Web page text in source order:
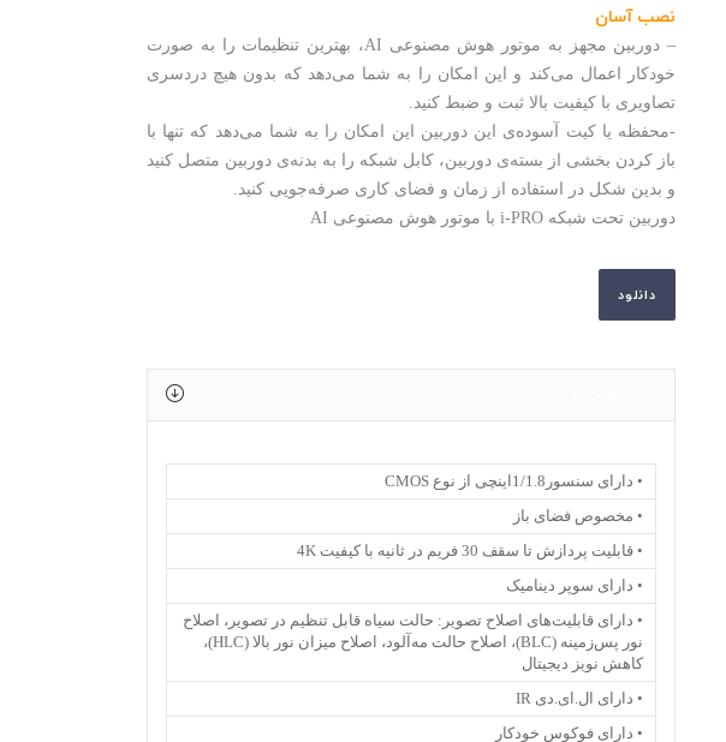
نصب آسان
– دوربین مجهز به موتور هوش مصنوعی AI، بهترین تنظیمات را به صورت
خودکار اعمال می‌کند و این امکان را به شما می‌دهد که بدون هیچ دردسری
تصاویری با کیفیت بالا ثبت و ضبط کنید.
-محفظه یا کیت آسوده‌ی این دوربین این امکان را به شما می‌‌دهد که تنها با
باز کردن بخشی از بسته‌‌ی دوربین، کابل شبکه را به بدنه‌ی دوربین متصل کنید
و بدین شکل در استفاده از زمان و فضای کاری صرفه‌جویی کنید.
دوربین تحت شبکه i-PRO با موتور هوش مصنوعی AI
دانلود
• دارای سنسور1/1.8اینچی از نوع CMOS
• مخصوص فضای باز
• قابلیت پردازش تا سقف 30 فریم در ثانیه با کیفیت 4K
• دارای سوپر دینامیک
• دارای قابلیت‌های اصلاح تصویر: حالت سیاه قابل تنظیم در تصویر، اصلاح
نور پس‌زمینه (BLC)، اصلاح حالت مه‌آلود، اصلاح میزان نور بالا (HLC)،
کاهش نویز دیجیتال
• دارای ال.ای.دی IR
• دارای فوکوس خودکار